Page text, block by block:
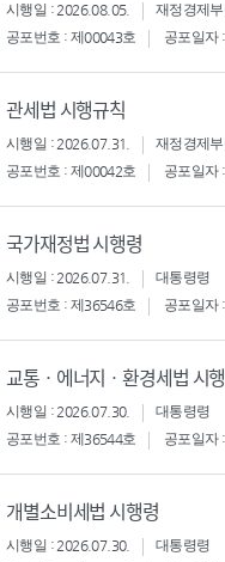
시행일 : 2026.08.05.
재정경제
공포번호 : 제00043호
공포일자
관세법 시행규칙
시행일 : 2026.07.31.
재정경제
공포번호 : 제00042호
공포일자
국가재정법 시행령
시행일 : 2026.07.31.
대통령령
공포번호 : 제36546호
공포일자
교통ㆍ에너지ㆍ환경세법 시
시행일 : 2026.07.30.
대통령령
공포번호 : 제36544호
공포일자
개별소비세법 시행령
시행일 : 2026.07.30.
대통령령